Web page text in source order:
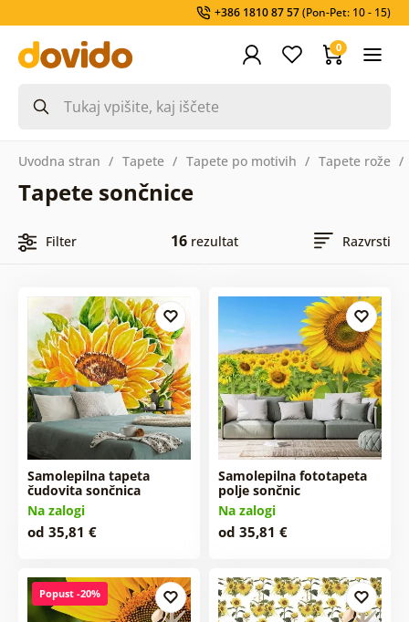
+386 1810 87 57(Pon-Pet: 10 - 15)
0
Uvodna stran Tapete Tapete po motivih Tapete rože
Tapete sončnice
Filter 16 rezultat Razvrsti
Samolepilna tapeta
čudovita sončnica
Na zalogi
od 35,81 €
Samolepilna fototapeta
polje sončnic
Na zalogi
od 35,81 €
Popust -20%